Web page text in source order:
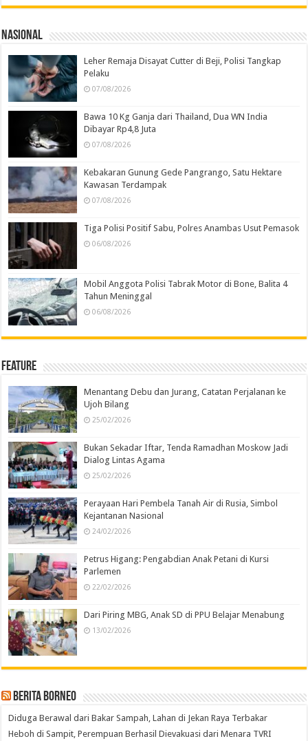
Nasional
Leher Remaja Disayat Cutter di Beji, Polisi Tangkap
Pelaku
07/08/2026
Bawa 10 Kg Ganja dari Thailand, Dua WN India
Dibayar Rp4,8 Juta
07/08/2026
Kebakaran Gunung Gede Pangrango, Satu Hektare
Kawasan Terdampak
07/08/2026
Tiga Polisi Positif Sabu, Polres Anambas Usut Pemasok
06/08/2026
Mobil Anggota Polisi Tabrak Motor di Bone, Balita 4
Tahun Meninggal
06/08/2026
Feature
Menantang Debu dan Jurang, Catatan Perjalanan ke
Ujoh Bilang
25/02/2026
Bukan Sekadar Iftar, Tenda Ramadhan Moskow Jadi
Dialog Lintas Agama
25/02/2026
Perayaan Hari Pembela Tanah Air di Rusia, Simbol
Kejantanan Nasional
24/02/2026
Petrus Higang: Pengabdian Anak Petani di Kursi
Parlemen
22/02/2026
Dari Piring MBG, Anak SD di PPU Belajar Menabung
13/02/2026
Berita Borneo
Diduga Berawal dari Bakar Sampah, Lahan di Jekan Raya Terbakar
Heboh di Sampit, Perempuan Berhasil Dievakuasi dari Menara TVRI